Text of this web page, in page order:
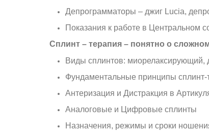
Депрограмматоры – джиг Lucia,
Показания к работе в Центральном
Сплинт – терапия – понятно о
Виды сплинтов: миорелаксирующий,
Фундаментальные принципы сплинт-
Антеризация и Дистракция в
Аналоговые и Цифровые сплинты
Назначения, режимы и сроки